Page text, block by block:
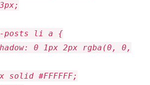
posts li a {
0 1px 2px rgba(0, 0,
solid #FFFFFF;